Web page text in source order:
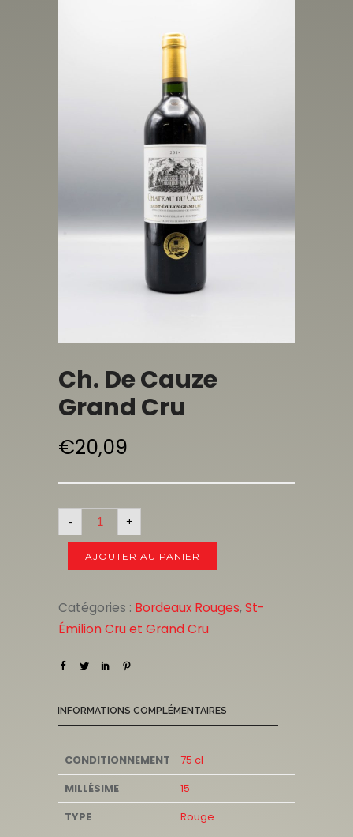
Ch. De Cauze
Grand Cru
€20,09
- +
AJOUTER AU PANIER
Catégories : Bordeaux Rouges,St-
Émilion Cru et Grand Cru
INFORMATIONS COMPLÉMENTAIRES
CONDITIONNEMENT
75 cl
MILLÉSIME
15
TYPE
Rouge